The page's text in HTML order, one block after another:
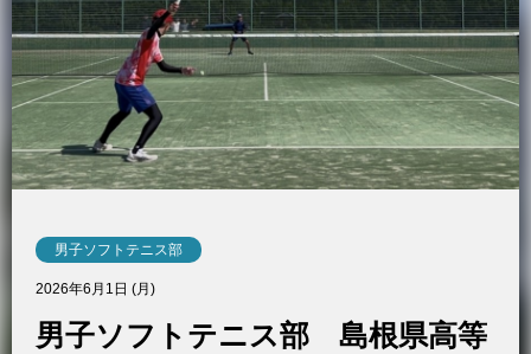
男子ソフトテニス部
2026年6月1日 (月)
男子ソフトテニス部 島根県高等